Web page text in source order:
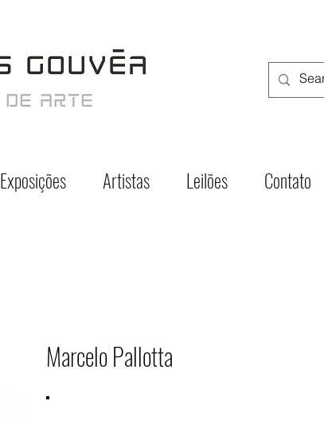
Exposições Artistas Leilões Contato
Marcelo Pallotta